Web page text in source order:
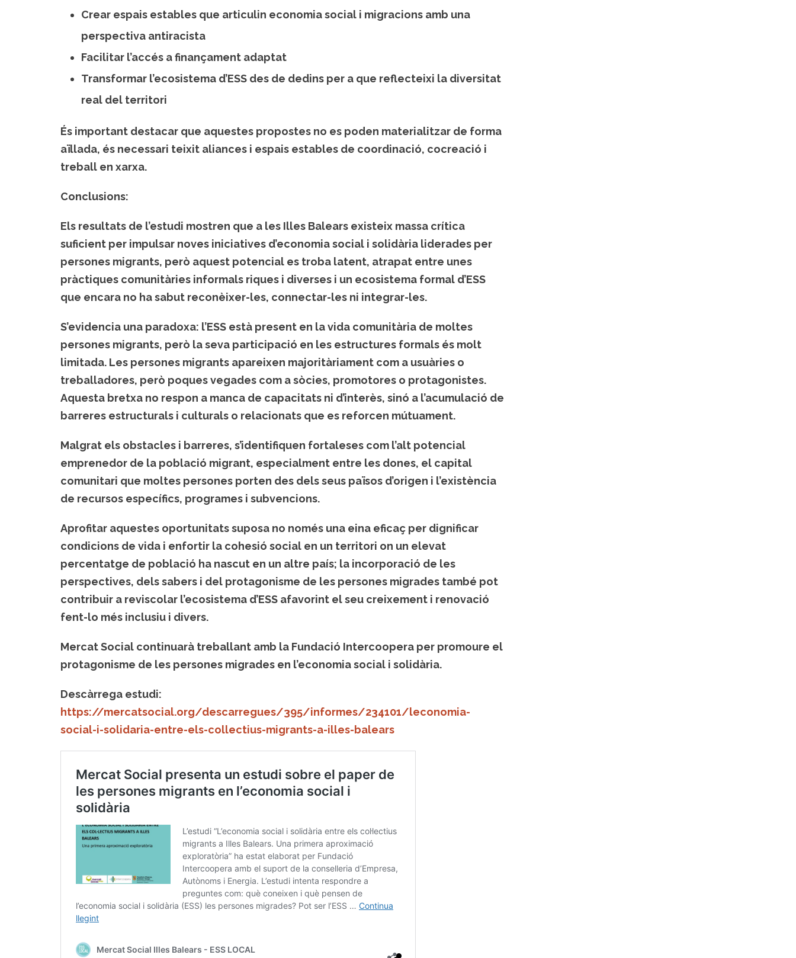
Crear espais estables que articulin economia social i migracions amb una
perspectiva antiracista
Facilitar l’accés a finançament adaptat
Transformar l’ecosistema d’ESS des de dedins per a que reflecteixi la diversitat
real del territori
És important destacar que aquestes propostes no es poden materialitzar de forma
aïllada, és necessari teixit aliances i espais estables de coordinació, cocreació i
treball en xarxa.
Conclusions:
Els resultats de l’estudi mostren que a les Illes Balears existeix massa crítica
suficient per impulsar noves iniciatives d’economia social i solidària liderades per
persones migrants, però aquest potencial es troba latent, atrapat entre unes
pràctiques comunitàries informals riques i diverses i un ecosistema formal d’ESS
que encara no ha sabut reconèixer-les, connectar-les ni integrar-les.
S’evidencia una paradoxa: l’ESS està present en la vida comunitària de moltes
persones migrants, però la seva participació en les estructures formals és molt
limitada. Les persones migrants apareixen majoritàriament com a usuàries o
treballadores, però poques vegades com a sòcies, promotores o protagonistes.
Aquesta bretxa no respon a manca de capacitats ni d’interès, sinó a l’acumulació de
barreres estructurals i culturals o relacionats que es reforcen mútuament.
Malgrat els obstacles i barreres, s’identifiquen fortaleses com l’alt potencial
emprenedor de la població migrant, especialment entre les dones, el capital
comunitari que moltes persones porten des dels seus països d’origen i l’existència
de recursos específics, programes i subvencions.
Aprofitar aquestes oportunitats suposa no només una eina eficaç per dignificar
condicions de vida i enfortir la cohesió social en un territori on un elevat
percentatge de població ha nascut en un altre país; la incorporació de les
perspectives, dels sabers i del protagonisme de les persones migrades també pot
contribuir a reviscolar l’ecosistema d’ESS afavorint el seu creixement i renovació
fent-lo més inclusiu i divers.
Mercat Social continuarà treballant amb la Fundació Intercoopera per promoure el
protagonisme de les persones migrades en l’economia social i solidària.
Descàrrega estudi:
https://mercatsocial.org/descarregues/395/informes/234101/leconomia-
social-i-solidaria-entre-els-collectius-migrants-a-illes-balears